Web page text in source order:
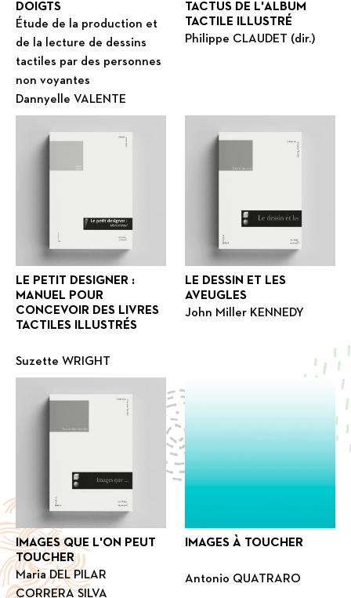
DOIGTS
Étude de la production et
de la lecture de dessins
tactiles par des personnes
non voyantes
Dannyelle VALENTE
TACTUS DE L'ALBUM
TACTILE ILLUSTRÉ
Philippe CLAUDET (dir.)
LE PETIT DESIGNER :
MANUEL POUR
CONCEVOIR DES LIVRES
TACTILES ILLUSTRÉS
Suzette WRIGHT
LE DESSIN ET LES
AVEUGLES
John Miller KENNEDY
IMAGES QUE L'ON PEUT
TOUCHER
Maria DEL PILAR
CORRERA SILVA
IMAGES À TOUCHER
Antonio QUATRARO